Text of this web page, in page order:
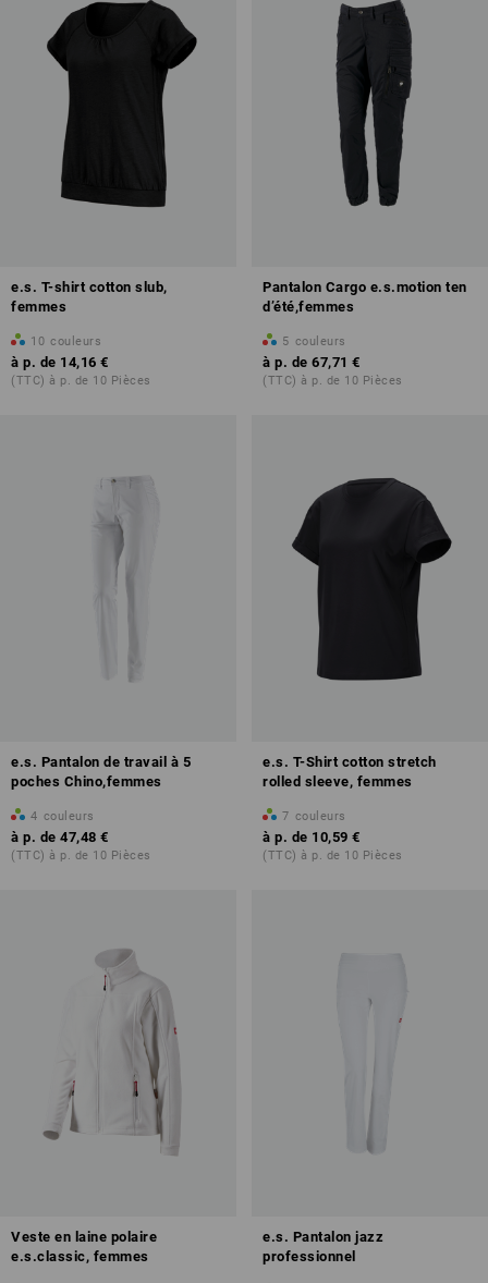
e.s. T-shirt cotton slub,
femmes
10 couleurs
à p. de 14,16 €
(TTC) à p. de 10 Pièces
Pantalon Cargo e.s.motion ten
d’été,femmes
5 couleurs
à p. de 67,71 €
(TTC) à p. de 10 Pièces
e.s. Pantalon de travail à 5
poches Chino,femmes
4 couleurs
à p. de 47,48 €
(TTC) à p. de 10 Pièces
e.s. T-Shirt cotton stretch
rolled sleeve, femmes
7 couleurs
à p. de 10,59 €
(TTC) à p. de 10 Pièces
Veste en laine polaire
e.s.classic, femmes
e.s. Pantalon jazz
professionnel